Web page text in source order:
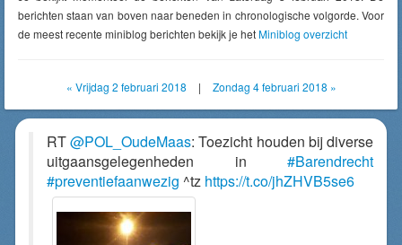
berichten staan van boven naar beneden in chronologische volgorde. Voor
de meest recente miniblog berichten bekijk je hetMiniblog overzicht
« Vrijdag 2 februari 2018 | Zondag 4 februari 2018 »
RT@POL_OudeMaas: Toezicht houden bij diverse
uitgaansgelegenheden in #Barendrecht
#preventiefaanwezig ^tz https://t.co/jhZHVB5se6